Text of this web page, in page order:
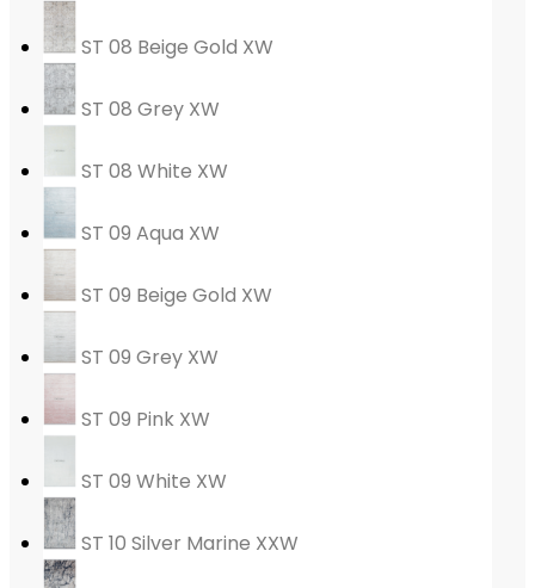
ST 08 Beige Gold XW
ST 08 Grey XW
ST 08 White XW
ST 09 Aqua XW
ST 09 Beige Gold XW
ST 09 Grey XW
ST 09 Pink XW
ST 09 White XW
ST 10 Silver Marine XXW